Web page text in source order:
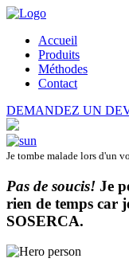
Accueil
Produits
Méthodes
Contact
DEMANDEZ UN
Je tombe malade lors d'un
Pas de soucis! Je
rien de temps car
SOSERCA.